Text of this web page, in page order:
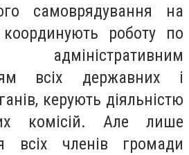
самоврядування на
координують роботу по
адміністративним
всіх державних і
керують діяльністю
комісій. Але лише
всіх членів громади